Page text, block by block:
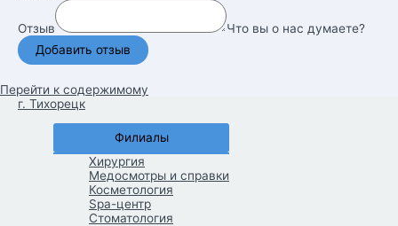
Отзыв Что вы о нас думаете?
Перейти к содержимому
г. Тихорецк
Филиалы
Хирургия
Медосмотры и справки
Косметология
Spa-центр
Стоматология